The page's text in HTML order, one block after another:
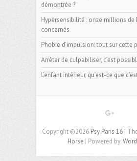
démontrée ?
Hypersensibilité : onze millions de
concernés
Phobie d’impulsion: tout sur cette
Arrêter de culpabiliser, c’est
L’enfant intérieur, qu’est-ce que
Copyright ©2026 Psy Paris 16|
Horse | Powered by: